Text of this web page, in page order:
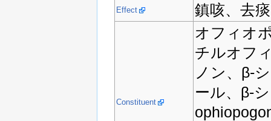
Effect 鎮咳、去
Constituent
オフィオ
チルオフ
ノン、β-
ール、β-